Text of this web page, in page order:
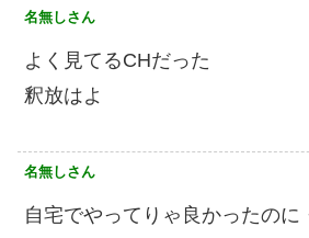
名無しさん
よく見てるCHだった
釈放はよ
名無しさん
自宅でやってりゃ良かったのに